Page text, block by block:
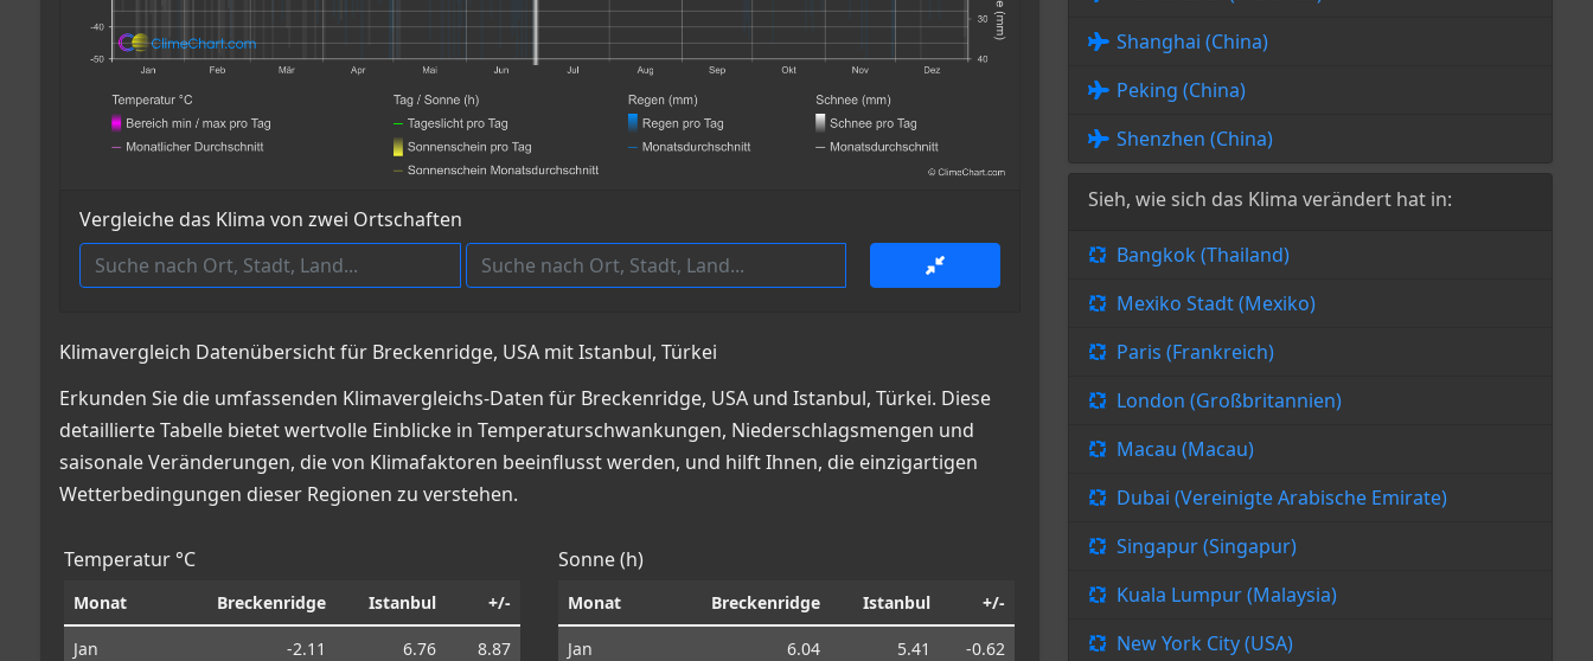
Vergleiche das Klima von zwei Ortschaften
Klimavergleich Datenübersicht für Breckenridge, USA mit Istanbul, Türkei
Erkunden Sie die umfassenden Klimavergleichs-Daten für Breckenridge, USA und Istanbul, Türkei. Diese
detaillierte Tabelle bietet wertvolle Einblicke in Temperaturschwankungen, Niederschlagsmengen und
saisonale Veränderungen, die von Klimafaktoren beeinflusst werden, und hilft Ihnen, die einzigartigen
Wetterbedingungen dieser Regionen zu verstehen.
Temperatur °C
Monat Breckenridge Istanbul +/-
Jan -2.11 6.76
8.87
Sonne (h)
Monat Breckenridge Istanbul +/-
Jan 6.04 5.41
-0.62
Shanghai (China)
Peking (China)
Shenzhen (China)
Sieh, wie sich das Klima verändert hat in:
Bangkok (Thailand)
Mexiko Stadt (Mexiko)
Paris (Frankreich)
London (Großbritannien)
Macau (Macau)
Dubai (Vereinigte Arabische Emirate)
Singapur (Singapur)
Kuala Lumpur (Malaysia)
New York City (USA)